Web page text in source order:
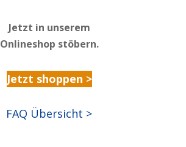
Jetzt in unserem
Onlineshop stöbern.
Jetzt shoppen >
FAQ Übersicht >